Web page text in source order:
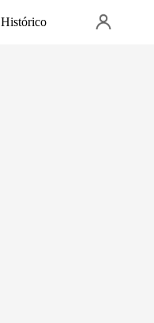
Histórico